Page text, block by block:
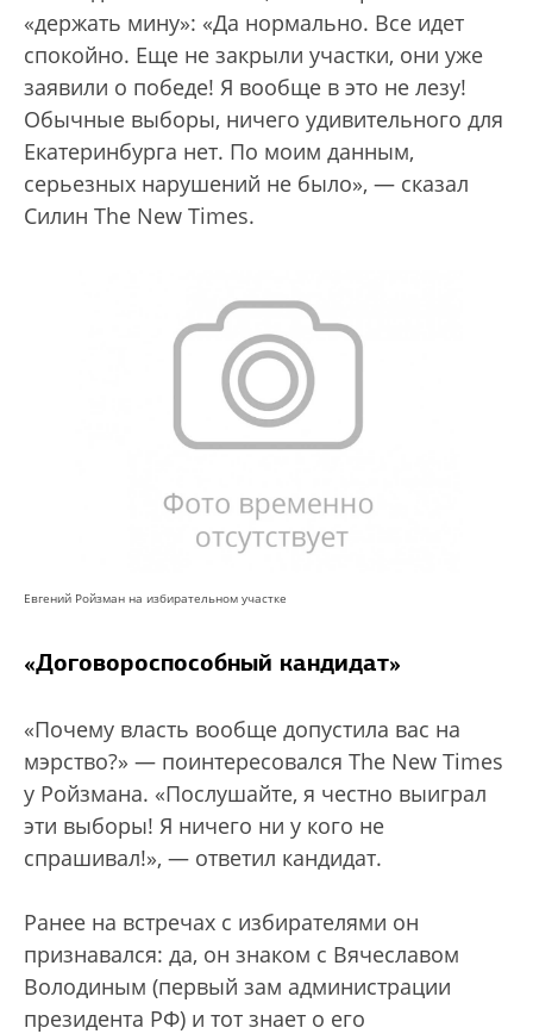
«держать мину»: «Да нормально. Все идет
спокойно. Еще не закрыли участки, они уже
заявили о победе! Я вообще в это не лезу!
Обычные выборы, ничего удивительного для
Екатеринбурга нет. По моим данным,
серьезных нарушений не было», — сказал
Силин The New Times.
Евгений Ройзман на избирательном участке
«Договороспособный кандидат»
«Почему власть вообще допустила вас на
мэрство?» — поинтересовался The New Times
у Ройзмана. «Послушайте, я честно выиграл
эти выборы! Я ничего ни у кого не
спрашивал!», — ответил кандидат.
Ранее на встречах с избирателями он
признавался: да, он знаком с Вячеславом
Володиным (первый зам администрации
президента РФ) и тот знает о его